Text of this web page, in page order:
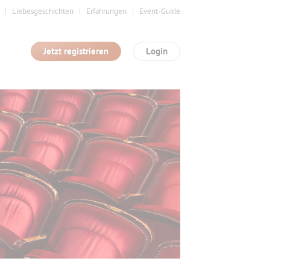
Liebesgeschichten Erfahrungen Event-Guide
Login
Jetzt registrieren